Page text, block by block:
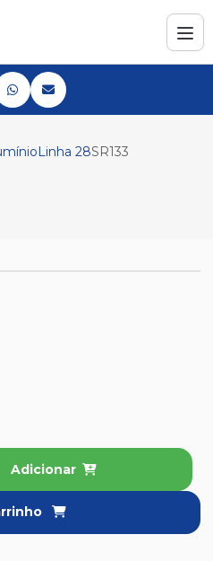
Linha 28SR133
Adicionar